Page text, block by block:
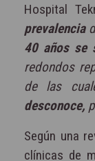
Hospital
prevalencia
40 años se
redondos
de las
desconoce,
Según una
clínicas de